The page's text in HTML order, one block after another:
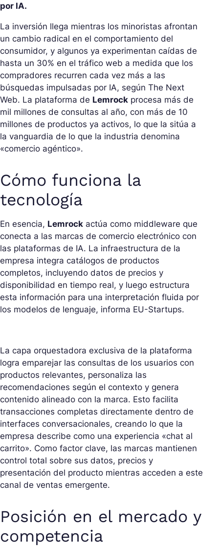
por IA.
La inversión llega mientras los minoristas afrontan
un cambio radical en el comportamiento del
consumidor, y algunos ya experimentan caídas de
hasta un 30% en el tráfico web a medida que los
compradores recurren cada vez más a las
búsquedas impulsadas por IA, según The Next
Web. La plataforma de Lemrock procesa más de
mil millones de consultas al año, con más de 10
millones de productos ya activos, lo que la sitúa a
la vanguardia de lo que la industria denomina
«comercio agéntico».
Cómo funciona la
tecnología
En esencia, Lemrock actúa como middleware que
conecta a las marcas de comercio electrónico con
las plataformas de IA. La infraestructura de la
empresa integra catálogos de productos
completos, incluyendo datos de precios y
disponibilidad en tiempo real, y luego estructura
esta información para una interpretación fluida por
los modelos de lenguaje, informa EU-Startups.
La capa orquestadora exclusiva de la plataforma
logra emparejar las consultas de los usuarios con
productos relevantes, personaliza las
recomendaciones según el contexto y genera
contenido alineado con la marca. Esto facilita
transacciones completas directamente dentro de
interfaces conversacionales, creando lo que la
empresa describe como una experiencia «chat al
carrito». Como factor clave, las marcas mantienen
control total sobre sus datos, precios y
presentación del producto mientras acceden a este
canal de ventas emergente.
Posición en el mercado y
competencia